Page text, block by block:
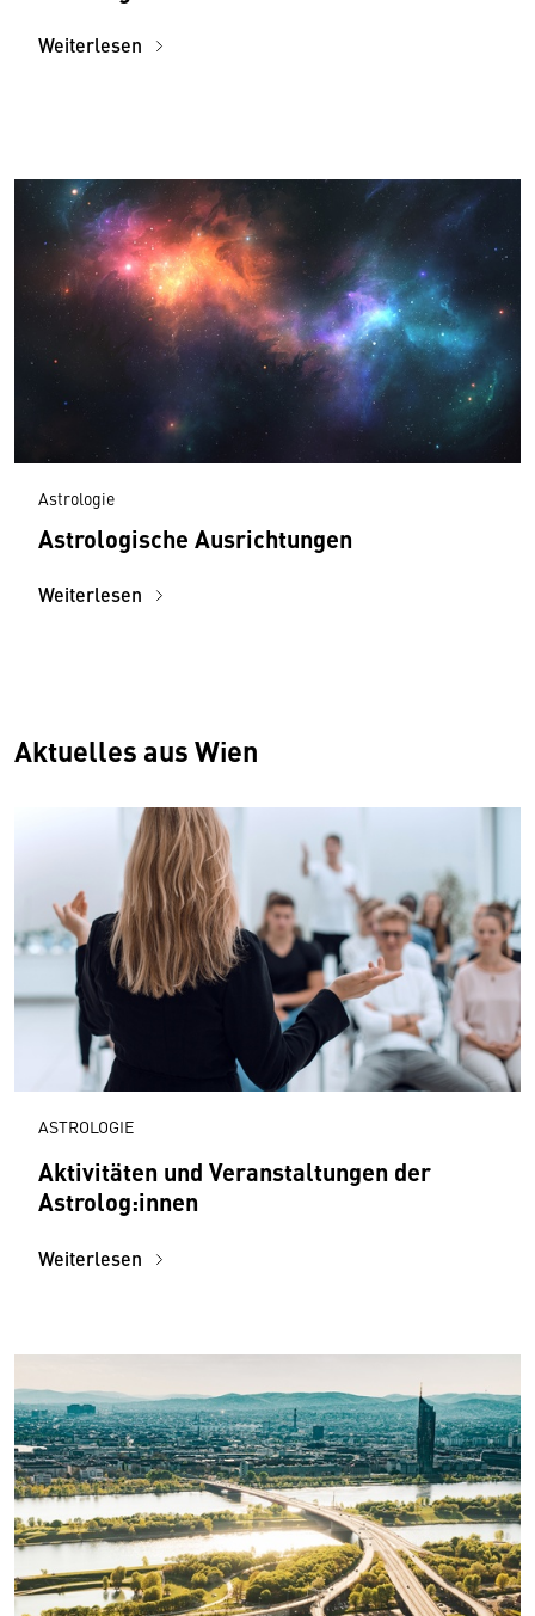
Weiterlesen
Astrologie
Astrologische Ausrichtungen
Weiterlesen
Aktuelles aus Wien
ASTROLOGIE
Aktivitäten und Veranstaltungen der
Astrolog:innen
Weiterlesen